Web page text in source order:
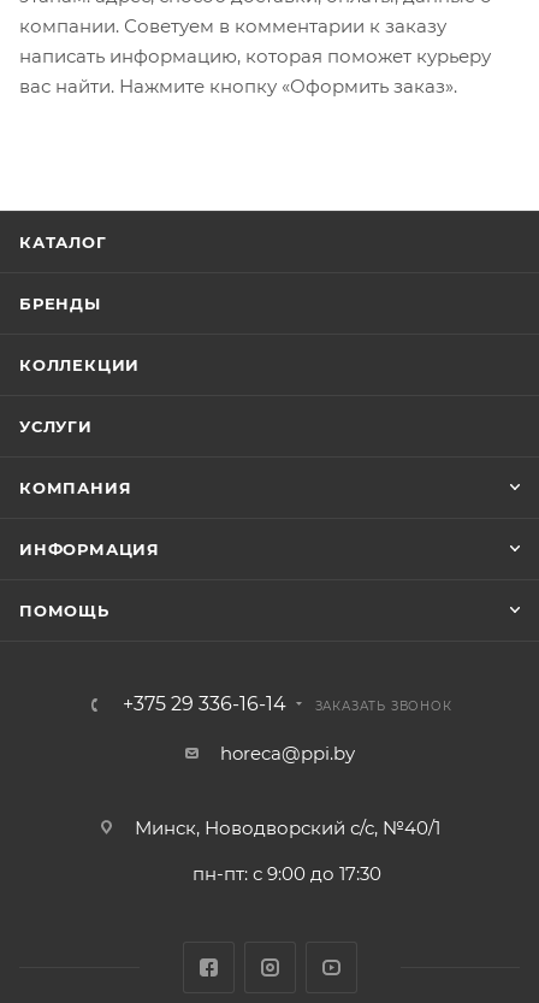
компании. Советуем в комментарии к заказу
написать информацию, которая поможет курьеру
вас найти. Нажмите кнопку «Оформить заказ».
КАТАЛОГ
БРЕНДЫ
КОЛЛЕКЦИИ
УСЛУГИ
КОМПАНИЯ
ИНФОРМАЦИЯ
ПОМОЩЬ
+375 29 336-16-14 ЗАКАЗАТЬ ЗВОНОК
horeca@ppi.by
Минск, Новодворский с/с, №40/1
пн-пт: с 9:00 до 17:30